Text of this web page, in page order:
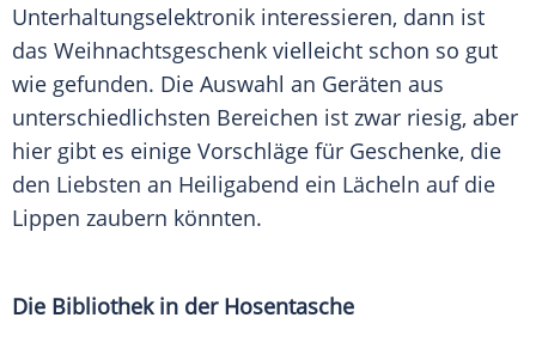
Unterhaltungselektronik interessieren, dann ist
das Weihnachtsgeschenk vielleicht schon so gut
wie gefunden. Die Auswahl an Geräten aus
unterschiedlichsten Bereichen ist zwar riesig, aber
hier gibt es einige Vorschläge für Geschenke, die
den Liebsten an Heiligabend ein Lächeln auf die
Lippen zaubern könnten.
Die Bibliothek in der Hosentasche